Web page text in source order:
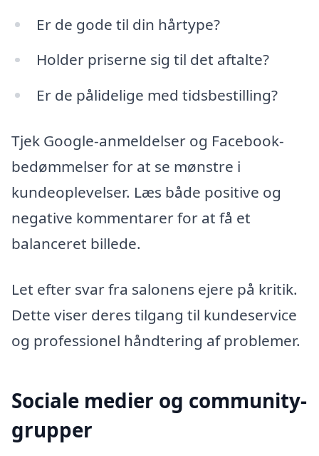
Er de gode til din hårtype?
Holder priserne sig til det aftalte?
Er de pålidelige med tidsbestilling?
Tjek Google-anmeldelser og Facebook-
bedømmelser for at se mønstre i
kundeoplevelser. Læs både positive og
negative kommentarer for at få et
balanceret billede.
Let efter svar fra salonens ejere på kritik.
Dette viser deres tilgang til kundeservice
og professionel håndtering af problemer.
Sociale medier og community-
grupper